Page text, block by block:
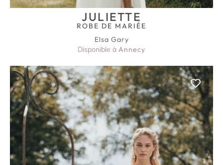
JULIETTE
ROBE DE MARIÉE
Elsa Gary
Disponible à Annecy